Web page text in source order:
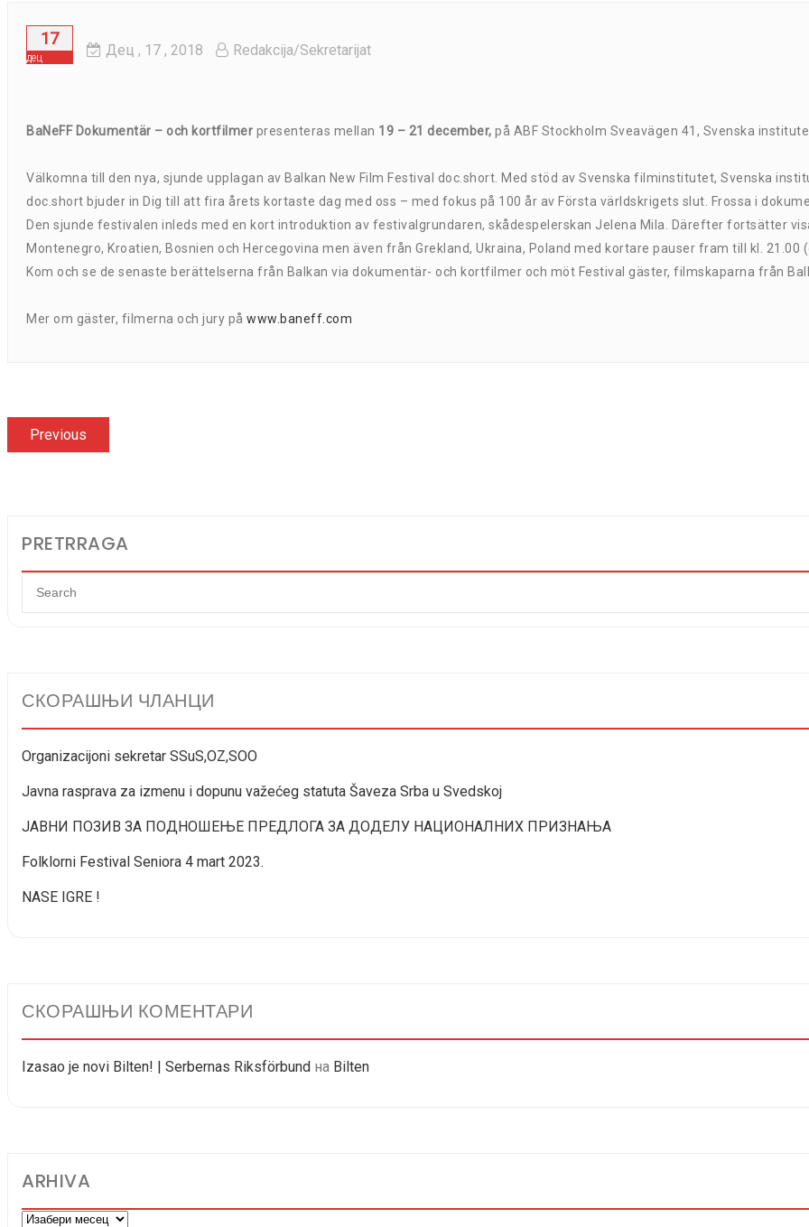
17
дец Дец , 17 , 2018 Redakcija/Sekretarijat
BaNeFF Dokumentär – och kortfilmer presenteras mellan 19 – 21 december, på ABF Stockholm Sveavägen 41, Svenska
Välkomna till den nya, sjunde upplagan av Balkan New Film Festival doc.short. Med stöd av Svenska filminstitutet, Svenska
doc.short bjuder in Dig till att fira årets kortaste dag med oss – med fokus på 100 år av Första världskrigets slut. Frossa i
Den sjunde festivalen inleds med en kort introduktion av festivalgrundaren, skådespelerskan Jelena Mila. Därefter fortsätter
Montenegro, Kroatien, Bosnien och Hercegovina men även från Grekland, Ukraina, Poland med kortare pauser fram till kl. 21.00
Kom och se de senaste berättelserna från Balkan via dokumentär- och kortfilmer och möt Festival gäster, filmskaparna från
Mer om gäster, filmerna och jury på www.baneff.com
Кретање
Previous
post:
PRETRRAGA
СКОРАШЊИ ЧЛАНЦИ
Organizacijoni sekretar SSuS,OZ,SOO
Javna rasprava za izmenu i dopunu važećeg statuta Šaveza Srba u Svedskoj
ЈАВНИ ПОЗИВ ЗА ПОДНОШЕЊЕ ПРЕДЛОГА ЗА ДОДЕЛУ НАЦИОНАЛНИХ ПРИЗНАЊА
Folklorni Festival Seniora 4 mart 2023.
NASE IGRE !
СКОРАШЊИ КОМЕНТАРИ
Izasao je novi Bilten! | Serbernas Riksförbund на Bilten
ARHIVA
Arhiva